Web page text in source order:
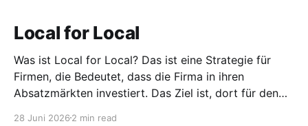
Local for Local
Was ist Local for Local? Das ist eine Strategie für
Firmen, die Bedeutet, dass die Firma in ihren
Absatzmärkten investiert. Das Ziel ist, dort für den
28 Juni 2026 2 min read